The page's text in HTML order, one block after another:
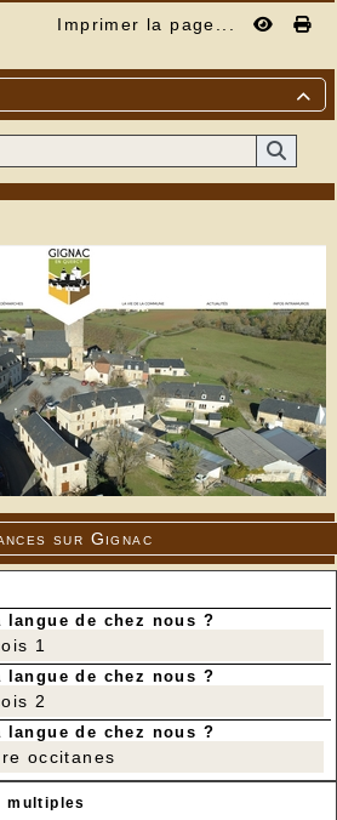
Imprimer la page...

sur Gignac
langue de chez nous ?
1
langue de chez nous ?
2
langue de chez nous ?
occitanes
multiples